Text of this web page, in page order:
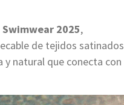
2025,
de tejidos satinados
natural que conecta con